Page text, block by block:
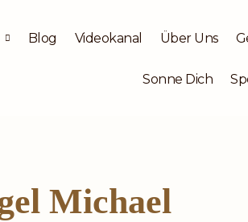
Blog Videokanal Über Uns
Sonne Dich
Michael